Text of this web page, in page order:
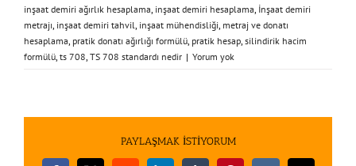
inşaat demiri ağırlık hesaplama inşaat demiri hesaplama İnşaat demiri
metrajı inşaat demiri tahvil inşaat mühendisliği metraj ve donatı
hesaplama pratik donatı ağırlığı formülü pratik hesap silindirik hacim
formülü ts 708 TS 708 standardı nedir | Yorum yok
PAYLAŞMAK İSTİYORUM